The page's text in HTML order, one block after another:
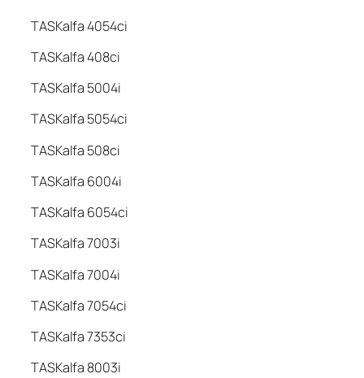
TASKalfa 4054ci
TASKalfa 408ci
TASKalfa 5004i
TASKalfa 5054ci
TASKalfa 508ci
TASKalfa 6004i
TASKalfa 6054ci
TASKalfa 7003i
TASKalfa 7004i
TASKalfa 7054ci
TASKalfa 7353ci
TASKalfa 8003i